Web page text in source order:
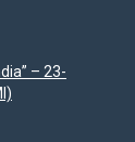
– 23-